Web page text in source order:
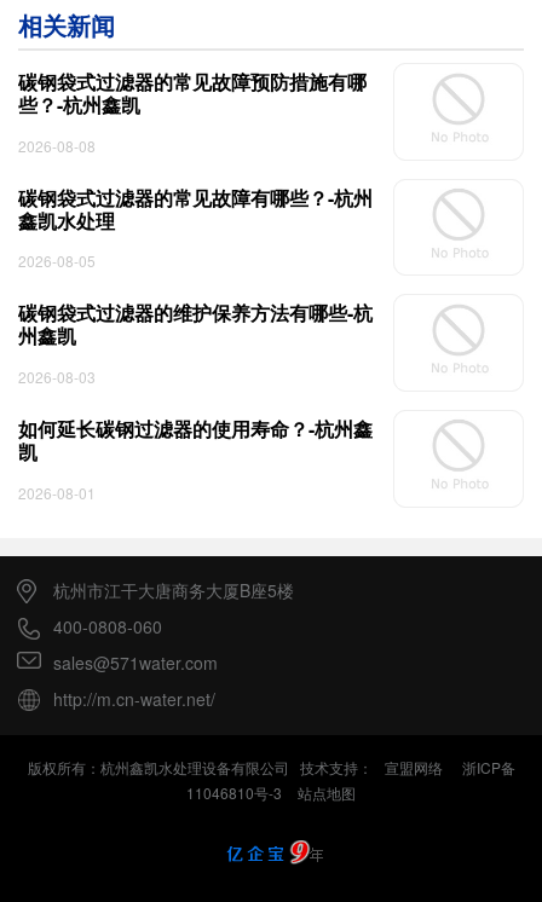
相关新闻
碳钢袋式过滤器的常见故障预防措施有哪
些？-杭州鑫凯
2026-08-08
碳钢袋式过滤器的常见故障有哪些？-杭州
鑫凯水处理
2026-08-05
碳钢袋式过滤器的维护保养方法有哪些-杭
州鑫凯
2026-08-03
如何延长碳钢过滤器的使用寿命？-杭州鑫
凯
2026-08-01
杭州市江干大唐商务大厦B座5楼
400-0808-060
sales@571water.com
http://m.cn-water.net/
版权所有：杭州鑫凯水处理设备有限公司 技术支持： 宣盟网络
浙ICP备
11046810号-3
站点地图